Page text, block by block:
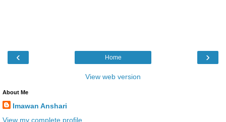
‹ ›
Home
View web version
About Me
Imawan Anshari
View my complete profile